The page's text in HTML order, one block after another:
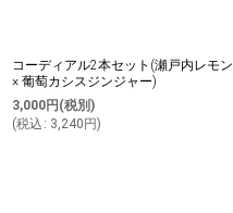
コーディアル2本セット(瀬戸内レモン
× 葡萄カシスジンジャー)
3,000円 (税別)
(税込 : 3,240 円)